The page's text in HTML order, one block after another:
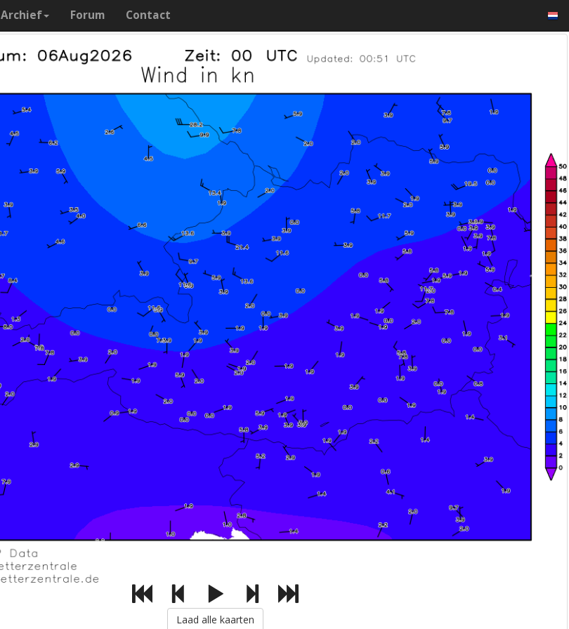
Archief Forum Contact
Laad alle kaarten